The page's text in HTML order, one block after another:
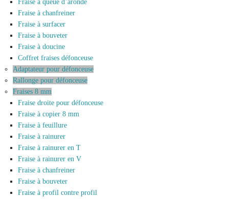
Fraise à queue d’aronde
Fraise à chanfreiner
Fraise à surfacer
Fraise à bouveter
Fraise à doucine
Coffret fraises défonceuse
Adaptateur pour défonceuse
Rallonge pour défonceuse
Fraises 8 mm
Fraise droite pour défonceuse
Fraise à copier 8 mm
Fraise à feuillure
Fraise à rainurer
Fraise à rainurer en T
Fraise à rainurer en V
Fraise à chanfreiner
Fraise à bouveter
Fraise à profil contre profil